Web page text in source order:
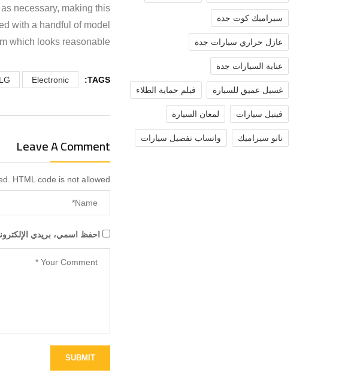
سيراميك كوت جدة
عازل حراري سيارات جدة
عناية السيارات جدة
غسيل عميق للسيارة فيلم حماية الطلاء
فينيل سيارات لمعان السيارة
نانو سيراميك واتساب تفصيل سيارات
necessary, making this
with a handful of model
which looks reasonable.
TAGS:
Electronic
LG
Leave A Comment
HTML code is not allowed
احفظ اسمي، بريدي